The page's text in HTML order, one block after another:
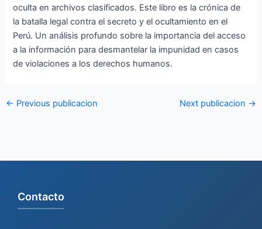
oculta en archivos clasificados. Este libro es la crónica de
la batalla legal contra el secreto y el ocultamiento en el
Perú. Un análisis profundo sobre la importancia del acceso
a la información para desmantelar la impunidad en casos
de violaciones a los derechos humanos.
← Previous publicacion Next publicacion →
Contacto